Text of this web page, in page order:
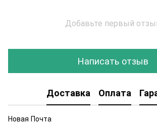
Добавьте первый
Написать отзыв
Доставка Оплата
Новая Почта